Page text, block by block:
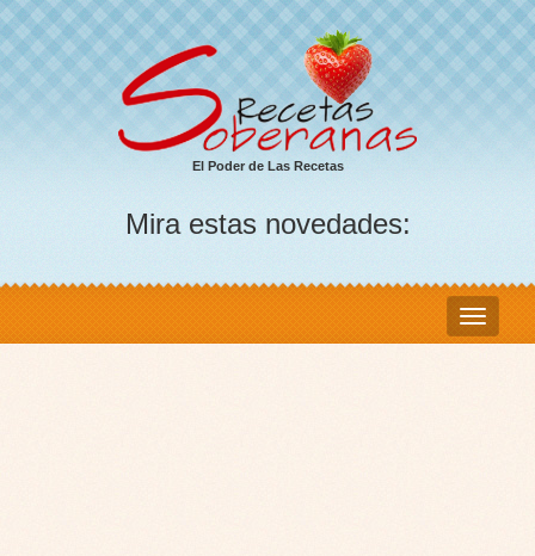
El Poder de Las Recetas
Mira estas novedades: